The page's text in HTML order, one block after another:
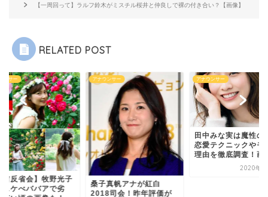
【一周回って】ラルフ鈴木がミスチル桜井と仲良しで裸の付き合い？【画像】
RELATED POST
ンサー
吉反省会】牧野光子
スケべババアで劣
アナウンサー
桑子真帆アナが紅白
2018司会！昨年評価が
アナウンサー
田中みな実は魔性の
恋愛テクニックやモ
理由を徹底調査！画
2020年5